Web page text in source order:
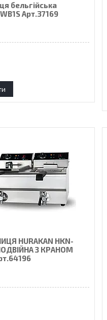
бельгійська
Арт.37169
HURAKAN HKN-
З КРАНОМ